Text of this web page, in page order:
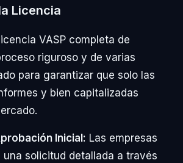
Licencia
VASP completa de
riguroso y de varias
para garantizar que solo las
y bien capitalizadas
Inicial: Las empresas
una solicitud detallada a través